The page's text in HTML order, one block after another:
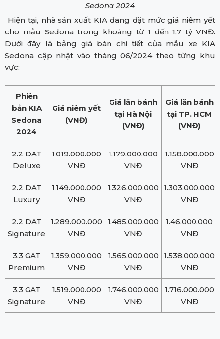
Sedona 2024
Hiện tại, nhà sản xuất KIA đang đặt mức giá niêm yết
cho mẫu Sedona trong khoảng từ 1 đến 1,7 tỷ VNĐ.
Dưới đây là bảng giá bán chi tiết của mẫu xe KIA
Sedona cập nhật vào tháng 06/2024 theo từng khu
vực:
Phiên
bản KIA
Sedona
2024
Giá niêm yết
(VNĐ)
Giá lăn bánh
tại Hà Nội
(VNĐ)
Giá lăn bánh
tại TP. HCM
(VNĐ)
2.2 DAT
Deluxe
1.019.000.000
VNĐ
1.179.000.000
VNĐ
1.158.000.000
VNĐ
2.2 DAT
Luxury
1.149.000.000
VNĐ
1.326.000.000
VNĐ
1.303.000.000
VNĐ
2.2 DAT
Signature
1.289.000.000
VNĐ
1.485.000.000
VNĐ
1.46.000.000
VNĐ
3.3 GAT
Premium
1.359.000.000
VNĐ
1.565.000.000
VNĐ
1.538.000.000
VNĐ
3.3 GAT
Signature
1.519.000.000
VNĐ
1.746.000.000
VNĐ
1.716.000.000
VNĐ